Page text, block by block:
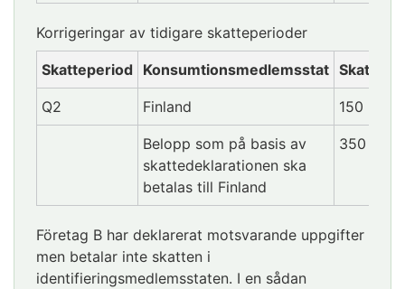
Korrigeringar av tidigare skatteperioder
Skatteperiod Konsumtionsmedlemsstat
Q2 Finland 150
Belopp som på basis av
skattedeklarationen ska
betalas till Finland
350
Företag B har deklarerat motsvarande uppgifter
men betalar inte skatten i
identifieringsmedlemsstaten. I en sådan